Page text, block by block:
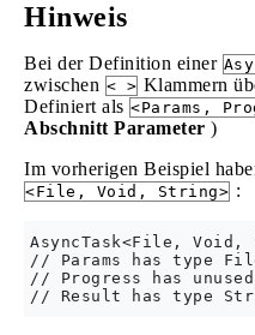
Hinweis
Bei der Definition einer
zwischen < > Klammern
Definiert als <Params,
Abschnitt Parameter )
Im vorherigen Beispiel
<File, Void, String> :
AsyncTask<File, Void,
// Params has type
// Progress has